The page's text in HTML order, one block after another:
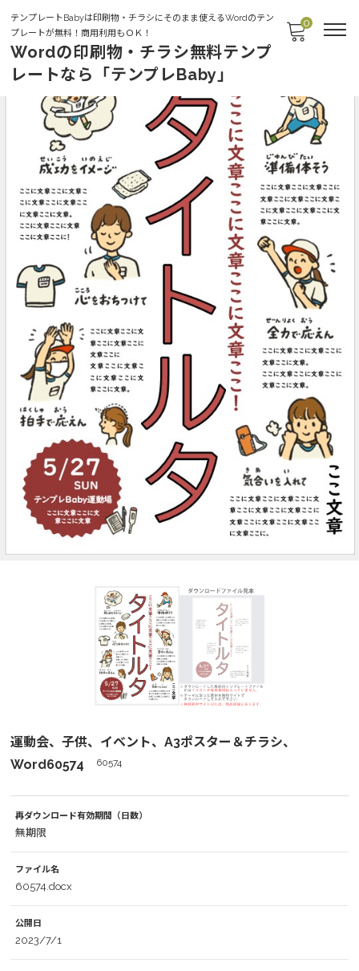
テンプレートBabyは印刷物・チラシにそのまま使えるWordのテン
プレートが無料！商用利用もＯＫ！
Wordの印刷物・チラシ無料テンプ
レートなら「テンプレBaby」
0
運動会、子供、イベント、A3ポスター＆チラシ、
Word60574
60574
再ダウンロード有効期間（日数）
無期限
ファイル名
60574.docx
公開日
2023/7/1